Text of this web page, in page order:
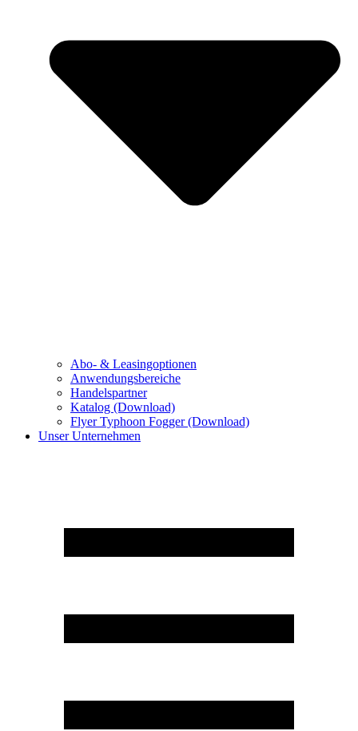
Abo- & Leasingoptionen
Anwendungsbereiche
Handelspartner
Katalog (Download)
Flyer Typhoon Fogger (Download)
Unser Unternehmen